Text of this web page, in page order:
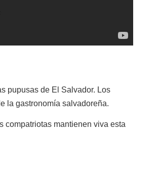
pupusas de El Salvador. Los
la gastronomía salvadoreña.
compatriotas mantienen viva esta